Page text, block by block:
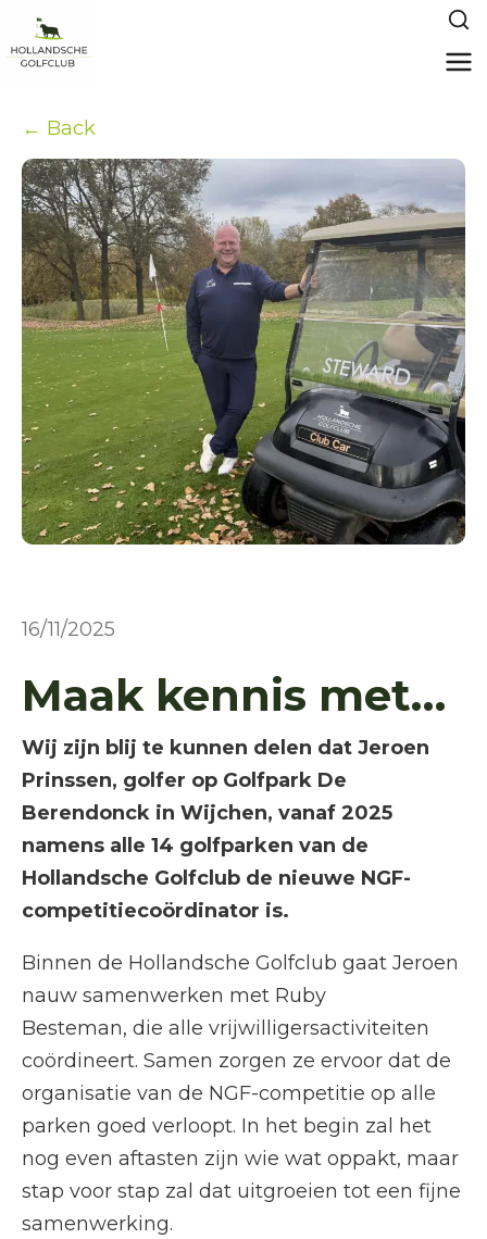
← Back
16/11/2025
Maak kennis met…
Wij zijn blij te kunnen delen dat Jeroen
Prinssen, golfer op Golfpark De
Berendonck in Wijchen, vanaf 2025
namens alle 14 golfparken van de
Hollandsche Golfclub de nieuwe NGF-
competitiecoördinator is.
Binnen de Hollandsche Golfclub gaat Jeroen
nauw samenwerken met Ruby
Besteman, die alle vrijwilligersactiviteiten
coördineert. Samen zorgen ze ervoor dat de
organisatie van de NGF-competitie op alle
parken goed verloopt. In het begin zal het
nog even aftasten zijn wie wat oppakt, maar
stap voor stap zal dat uitgroeien tot een fijne
samenwerking.